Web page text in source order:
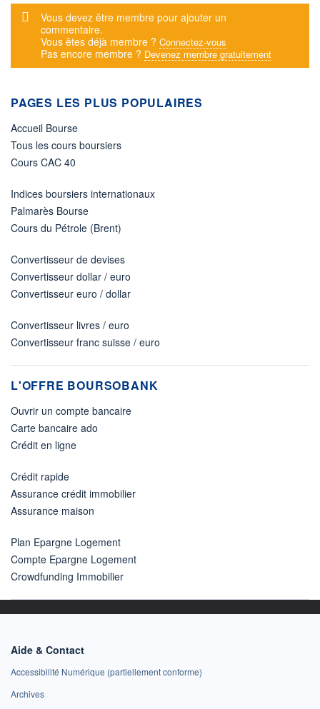
Message d'alerte
Vous devez être membre pour ajouter un
commentaire.
Vous êtes déjà membre ? Connectez-vous
Pas encore membre ? Devenez membre gratuitement
PAGES LES PLUS POPULAIRES
Accueil Bourse
Tous les cours boursiers
Cours CAC 40
Indices boursiers internationaux
Palmarès Bourse
Cours du Pétrole (Brent)
Convertisseur de devises
Convertisseur dollar / euro
Convertisseur euro / dollar
Convertisseur livres / euro
Convertisseur franc suisse / euro
L'OFFRE BOURSOBANK
Ouvrir un compte bancaire
Carte bancaire ado
Crédit en ligne
Crédit rapide
Assurance crédit immobilier
Assurance maison
Plan Epargne Logement
Compte Epargne Logement
Crowdfunding Immobilier
Aide & Contact
Accessibilité Numérique (partiellement conforme)
Archives